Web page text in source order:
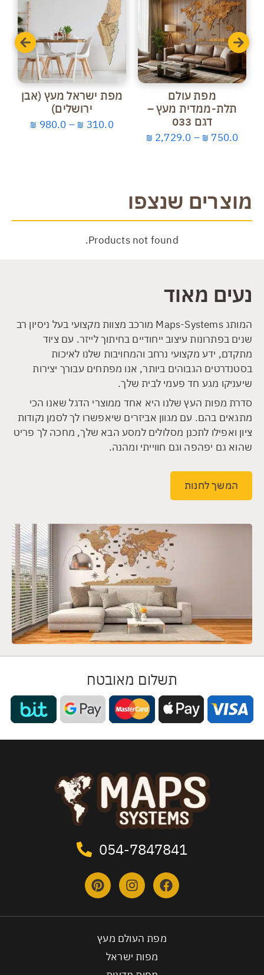
מפת עולם
תלת-ממדית מעץ –
דגם 033
750.0
₪
–
2,729.0
₪
מפת ישראל מעץ (אבן
ירושלים)
310.0
₪
–
980.0
₪
מוצרים שנצפו
Products not found.
נעים מאוד
המותג Maps-Systems מורכב מצוות מקצועי בעל ניסיון רב
שנים בפתרונות עיצוב ייחודיים בחיתוך לייזר. עם ציוד
מתקדם, ידע מקצועי נרחב והמחויבות שלנו לאיכות
בסטנדרטים הגבוהים ביותר, אנו מפתחים עבורך יצירות
שיעניקו מגע חד פעמי לבית שלך.
סדרת מפות העץ שלנו היא אחד ממוצרי הדגל שאנו הכי
מתגאים בהם. עם מגוון אביזרים שיאפשרו לך לסמן נקודות
ציון ואפילו לתכנן מסלולים למסע הבא שלך, מחכה לך פריט
שהוא גם יפהפה וגם חווייתי ומהנה.
המשך לחנות
תשלום מאובטח
054-7847841
מפת העולם מעץ
מפות ישראל